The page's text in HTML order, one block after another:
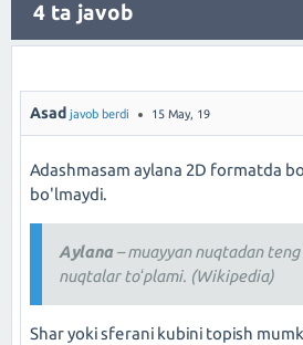
4 ta javob
Asad javob berdi 15 May, 19
Adashmasam aylana 2D formatda
bo'lmaydi.
Aylana – muayyan nuqtadan
nuqtalar toʻplami. (Wikipedia)
Shar yoki sferani kubini topish